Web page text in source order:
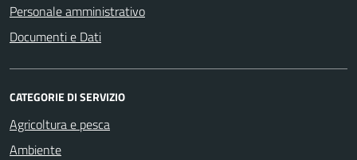
Personale amministrativo
Documenti e Dati
CATEGORIE DI SERVIZIO
Agricoltura e pesca
Ambiente